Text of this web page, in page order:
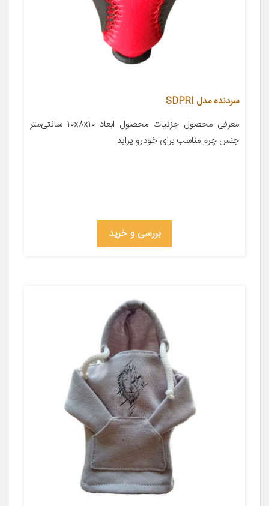
سردنده مدل SDPRI
معرفی محصول جزئیات محصول ابعاد ۱۰x۸x۱۰ سانتی‌متر
جنس چرم مناسب برای خودرو پراید
بررسی و خرید